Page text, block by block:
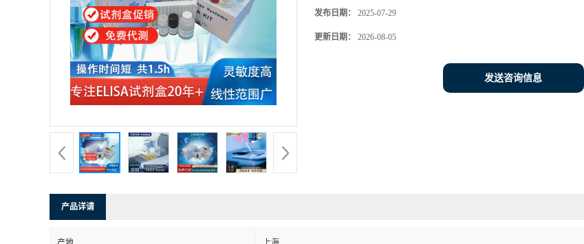
发布日期： 2025-07-29
更新日期： 2026-08-05
发送咨询信息
产品详请